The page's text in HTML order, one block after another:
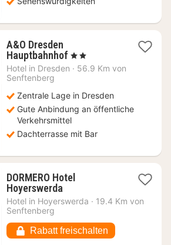
A&O Dresden
Hauptbahnhof 2
Nächte
€
, 2 Sterne
Hotel in Dresden · 56.9 Km von
Senftenberg
Zentrale Lage in Dresden
Gute Anbindung an öffentliche
Verkehrsmittel
Dachterrasse mit Bar
DORMERO Hotel
Hoyerswerda1
Nacht
€
Hotel in Hoyerswerda · 19.4 Km von
Senftenberg
Rabatt freischalten